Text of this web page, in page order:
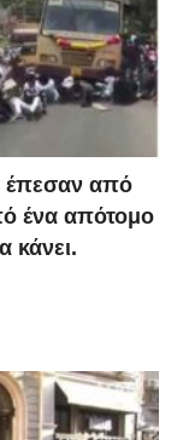
έπεσαν από
ένα απότομο
κάνει.